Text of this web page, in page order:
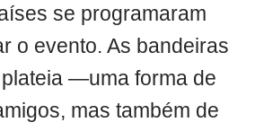
se programaram
o evento. As bandeiras
—uma forma de
mas também de